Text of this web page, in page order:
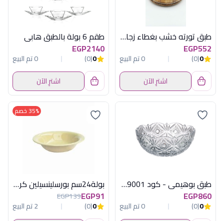
طبق تورته خشب بغطاء زجاج OX-27-A-17
EGP552
0
(0)
0 تم البيع
اشترِ الآن
طقم 6 بولة بالطبق هابى
EGP2140
0
(0)
0 تم البيع
اشترِ الآن
طبق بوهيمى - كود 69001-99018-220
EGP860
0
(0)
0 تم البيع
35% خصم
بولة24سم بورسلينسيلين كريمى كوتاهيا تركى
EGP91
EGP139
0
(0)
2 تم البيع